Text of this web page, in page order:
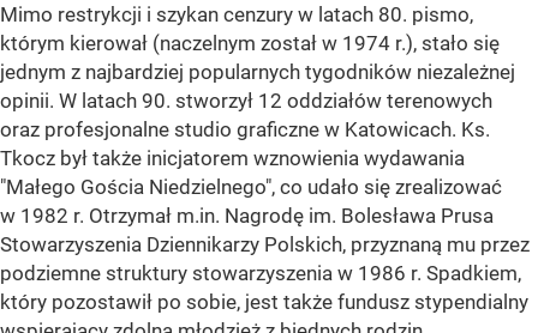
Mimo restrykcji i szykan cenzury w latach 80. pismo,
którym kierował (naczelnym został w 1974 r.), stało się
jednym z najbardziej popularnych tygodników niezależnej
opinii. W latach 90. stworzył 12 oddziałów terenowych
oraz profesjonalne studio graficzne w Katowicach. Ks.
Tkocz był także inicjatorem wznowienia wydawania
"Małego Gościa Niedzielnego", co udało się zrealizować
w 1982 r. Otrzymał m.in. Nagrodę im. Bolesława Prusa
Stowarzyszenia Dziennikarzy Polskich, przyznaną mu przez
podziemne struktury stowarzyszenia w 1986 r. Spadkiem,
który pozostawił po sobie, jest także fundusz stypendialny